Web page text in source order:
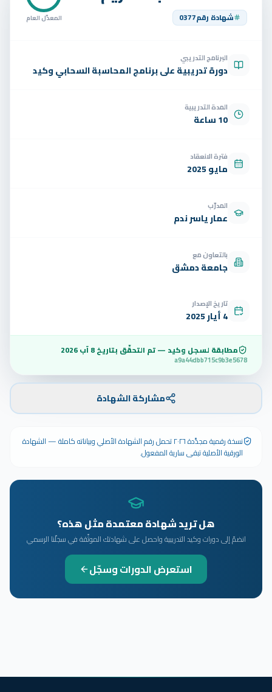
الوظائف
شهادة رقم0377 المعدّل العام
البرنامج التدريبي
دورة تدريبية على برنامج المحاسبة السحابي وكيد
المدة التدريبية
10 ساعة
فترة الانعقاد
مايو 2025
المدرّب
عمار ياسر ندم
بالتعاون مع
جامعة دمشق
تاريخ الإصدار
4 أيار 2025
مطابقة لسجل وكيد — تم التحقّق بتاريخ8 آب 2026
a9a44dbb715c9b3e5678
مشاركة الشهادة
نسخة رقمية مجدَّدة ٢٠٢٦ تحمل رقم الشهادة الأصلي وبياناته كاملة — الشهادة
الورقية الأصلية تبقى سارية المفعول.
هل تريد شهادة معتمدة مثل هذه؟
انضمّ إلى دورات وكيد التدريبية واحصل على شهادتك الموثّقة في سجلّنا الرسمي
استعرض الدورات وسجّل